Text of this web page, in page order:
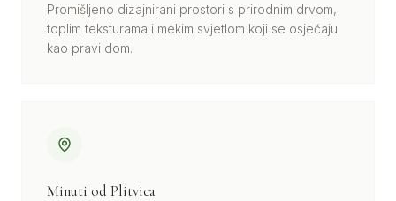
Promišljeno dizajnirani prostori s prirodnim drvom,
toplim teksturama i mekim svjetlom koji se osjećaju
kao pravi dom.
Minuti od Plitvica